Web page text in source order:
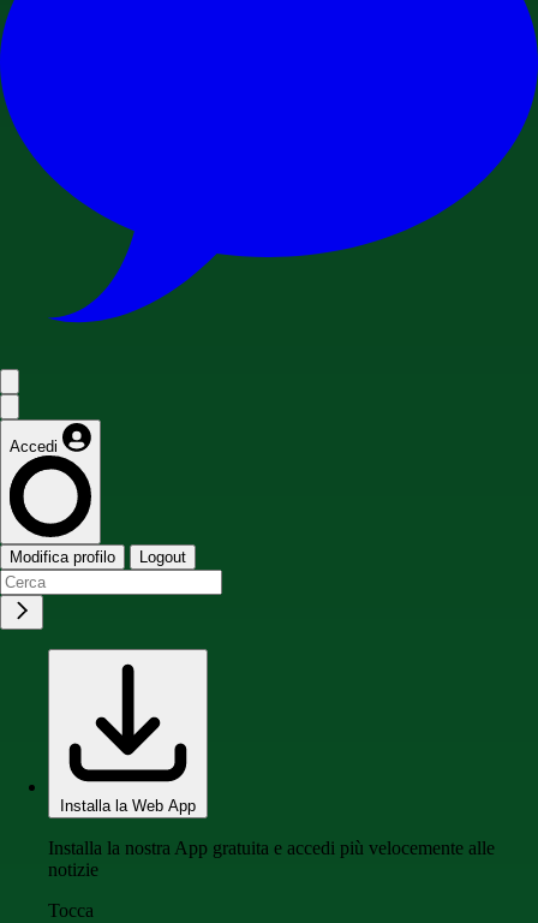
Accedi
Modifica profilo Logout
Installa la Web App
Installa la nostra App gratuita e accedi più velocemente alle
notizie
Tocca